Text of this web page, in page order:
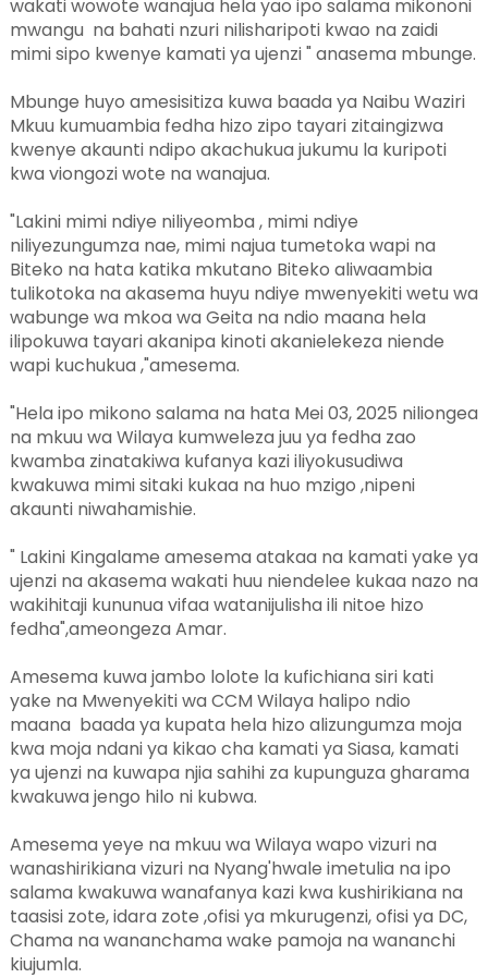
wakati wowote wanajua hela yao ipo salama mikononi
mwangu na bahati nzuri nilisharipoti kwao na zaidi
mimi sipo kwenye kamati ya ujenzi " anasema mbunge.
Mbunge huyo amesisitiza kuwa baada ya Naibu Waziri
Mkuu kumuambia fedha hizo zipo tayari zitaingizwa
kwenye akaunti ndipo akachukua jukumu la kuripoti
kwa viongozi wote na wanajua.
"Lakini mimi ndiye niliyeomba , mimi ndiye
niliyezungumza nae, mimi najua tumetoka wapi na
Biteko na hata katika mkutano Biteko aliwaambia
tulikotoka na akasema huyu ndiye mwenyekiti wetu wa
wabunge wa mkoa wa Geita na ndio maana hela
ilipokuwa tayari akanipa kinoti akanielekeza niende
wapi kuchukua ,"amesema.
"Hela ipo mikono salama na hata Mei 03, 2025 niliongea
na mkuu wa Wilaya kumweleza juu ya fedha zao
kwamba zinatakiwa kufanya kazi iliyokusudiwa
kwakuwa mimi sitaki kukaa na huo mzigo ,nipeni
akaunti niwahamishie.
" Lakini Kingalame amesema atakaa na kamati yake ya
ujenzi na akasema wakati huu niendelee kukaa nazo na
wakihitaji kununua vifaa watanijulisha ili nitoe hizo
fedha",ameongeza Amar.
Amesema kuwa jambo lolote la kufichiana siri kati
yake na Mwenyekiti wa CCM Wilaya halipo ndio
maana baada ya kupata hela hizo alizungumza moja
kwa moja ndani ya kikao cha kamati ya Siasa, kamati
ya ujenzi na kuwapa njia sahihi za kupunguza gharama
kwakuwa jengo hilo ni kubwa.
Amesema yeye na mkuu wa Wilaya wapo vizuri na
wanashirikiana vizuri na Nyang'hwale imetulia na ipo
salama kwakuwa wanafanya kazi kwa kushirikiana na
taasisi zote, idara zote ,ofisi ya mkurugenzi, ofisi ya DC,
Chama na wananchama wake pamoja na wananchi
kiujumla.